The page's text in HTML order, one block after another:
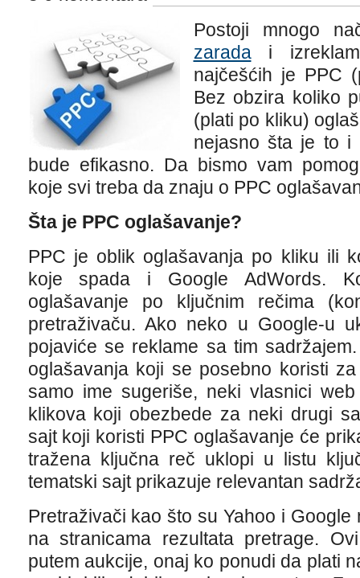
Postoji mnogo
zaradai
najčešćih je PPC
Bez obzira koliko
(plati po kliku)
nejasno šta je to i
bude efikasno. Da bismo vam
koje svi treba da znaju o PPC
Šta je PPC oglašavanje?
PPC je oblik oglašavanja po kliku ili
koje spada i Google AdWords.
oglašavanje po ključnim rečima
pretraživaču. Ako neko u Google-u
pojaviće se reklame sa tim
oglašavanja koji se posebno koristi
samo ime sugeriše, neki vlasnici
klikova koji obezbede za neki drugi
sajt koji koristi PPC oglašavanje će
tražena ključna reč uklopi u listu
tematski sajt prikazuje relevantan
Pretraživači kao što su Yahoo i
na stranicama rezultata pretrage.
putem aukcije, onaj ko ponudi da plati